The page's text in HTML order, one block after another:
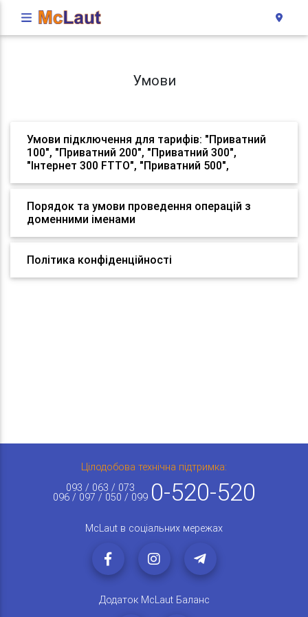
Умови
Умови підключення для тарифів: "Приватний
100", "Приватний 200", "Приватний 300",
"Інтернет 300 FTTO", "Приватний 500",
Порядок та умови проведення операцій з
доменними іменами
Політика конфіденційності
Цілодобова технічна підтримка:
093 / 063 / 073
096 / 097 / 050 / 099 0-520-520
McLaut в соціальних мережах
Додаток McLaut Баланс